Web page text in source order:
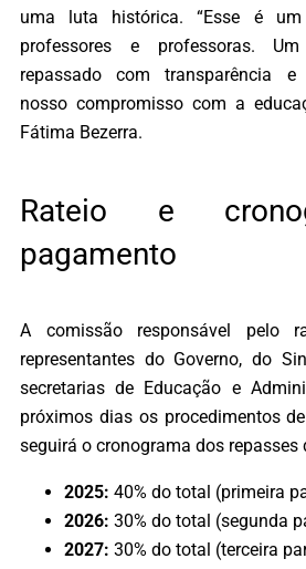
uma luta histórica. “Esse é
professores e professoras.
repassado com transparência e
nosso compromisso com a
Fátima Bezerra.
Rateio e
pagamento
A comissão responsável pelo
representantes do Governo, do
secretarias de Educação e
próximos dias os procedimentos
seguirá o cronograma dos repasses
2025: 40% do total (primeira
2026: 30% do total (segunda
2027: 30% do total (terceira